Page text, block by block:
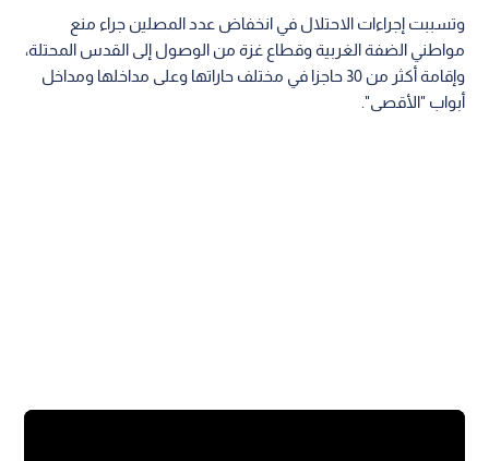
وتسببت إجراءات الاحتلال في انخفاض عدد المصلين جراء منع
مواطني الضفة الغربية وقطاع غزة من الوصول إلى القدس المحتلة،
وإقامة أكثر من 30 حاجزا في مختلف حاراتها وعلى مداخلها ومداخل
أبواب "الأقصى".